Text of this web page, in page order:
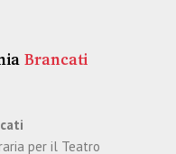
per il Teatro